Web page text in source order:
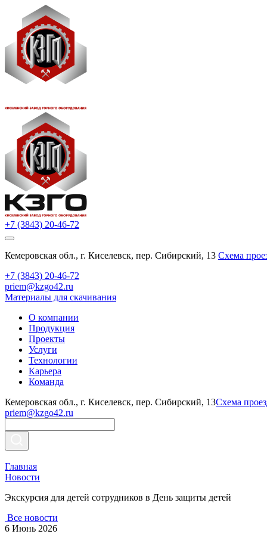
+7 (3843) 20-46-72
Кемеровская обл., г. Киселевск, пер. Сибирский, 13 Схема
+7 (3843) 20-46-72
priem@kzgo42.ru
Материалы для скачивания
О компании
Продукция
Проекты
Услуги
Технологии
Карьера
Команда
Кемеровская обл., г. Киселевск, пер. Сибирский, 13Схема
priem@kzgo42.ru
Главная
Новости
Экскурсия для детей сотрудников в День защиты детей
Все новости
6 Июнь 2026